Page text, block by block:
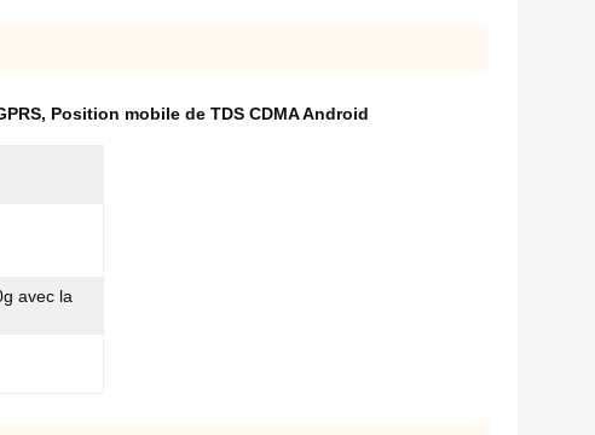
, Position mobile de TDS CDMA Android
avec la